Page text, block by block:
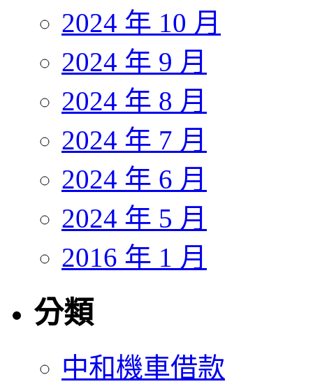
2024 年 10 月
2024 年 9 月
2024 年 8 月
2024 年 7 月
2024 年 6 月
2024 年 5 月
2016 年 1 月
分類
中和機車借款